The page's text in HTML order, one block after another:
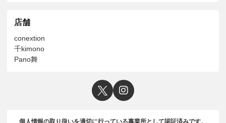
店舗
conextion
千kimono
Pano舞
個人情報の取り扱いを適切に行っている事業所として認証済みです。